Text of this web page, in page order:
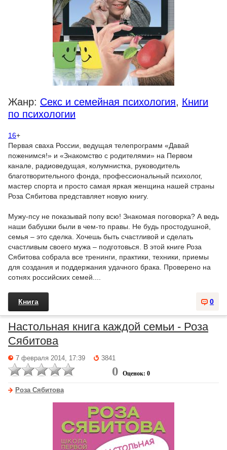
Жанр: Секс и семейная психология, Книги
по психологии
16+
Первая сваха России, ведущая телепрограмм «Давай
поженимся!» и «Знакомство с родителями» на Первом
канале, радиоведущая, колумнистка, руководитель
благотворительного фонда, профессиональный психолог,
мастер спорта и просто самая яркая женщина нашей страны
Роза Сябитова представляет новую книгу.
Мужу-псу не показывай попу всю! Знакомая поговорка? А ведь
наши бабушки были в чем-то правы. Не будь простодушной,
семья – это сделка. Хочешь быть счастливой и сделать
счастливым своего мужа – подготовься. В этой книге Роза
Сябитова собрала все тренинги, практики, техники, приемы
для создания и поддержания удачного брака. Проверено на
сотнях российских семей....
0
Книга
Настольная книга каждой семьи - Роза
Сябитова
7 февраля 2014, 17:39 3841
0 Оценок: 0
Роза Сябитова